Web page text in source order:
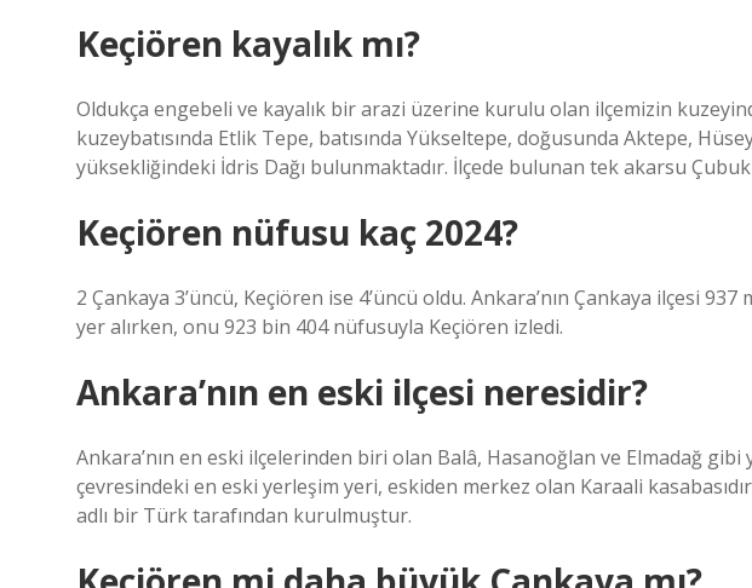
Keçiören kayalık mı?
Oldukça engebeli ve kayalık bir arazi üzerine kurulu olan ilçemizin
kuzeybatısında Etlik Tepe, batısında Yükseltepe, doğusunda Aktepe,
yüksekliğindeki İdris Dağı bulunmaktadır. İlçede bulunan tek akarsu Çubuk
Keçiören nüfusu kaç 2024?
2 Çankaya 3’üncü, Keçiören ise 4’üncü oldu. Ankara’nın Çankaya ilçesi
yer alırken, onu 923 bin 404 nüfusuyla Keçiören izledi.
Ankara’nın en eski ilçesi neresidir?
Ankara’nın en eski ilçelerinden biri olan Balâ, Hasanoğlan ve Elmadağ
çevresindeki en eski yerleşim yeri, eskiden merkez olan Karaali
adlı bir Türk tarafından kurulmuştur.